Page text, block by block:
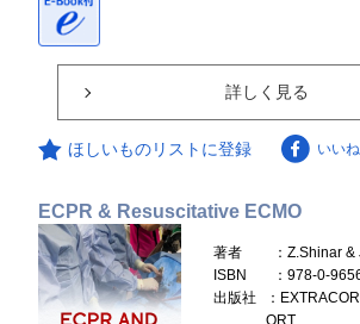
詳しく見る
ほしいものリストに登録 いいね
ECPR & Resuscitative ECMO
著者
：Z.Shinar
ISBN
：978-0-
出版社
：
ORT